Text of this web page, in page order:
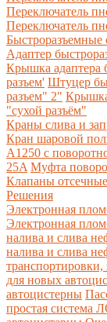
Переключатель
Переключатель
Быстроразъемные
Адаптер
Крышка адаптера
разъем' Штуцер
разъем" 2"
"сухой разъём"
Краны слива и
Кран шаровой
A1250 с
25A Муфта
Клапаны отсечные
Решения
Электронная
Электронная
налива и слива
налива и слива
для новых
автоцистерны
простая система